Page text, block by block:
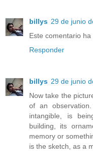
billys 29 de junio
Este comentario
Responder
billys 29 de junio
Now take the
of an
intangible, is
building, its
memory or
is the sketch, as a